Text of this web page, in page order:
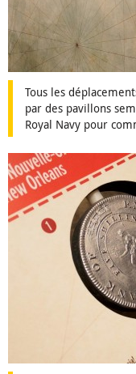
Tous les
par des pavillons
Royal Navy pour